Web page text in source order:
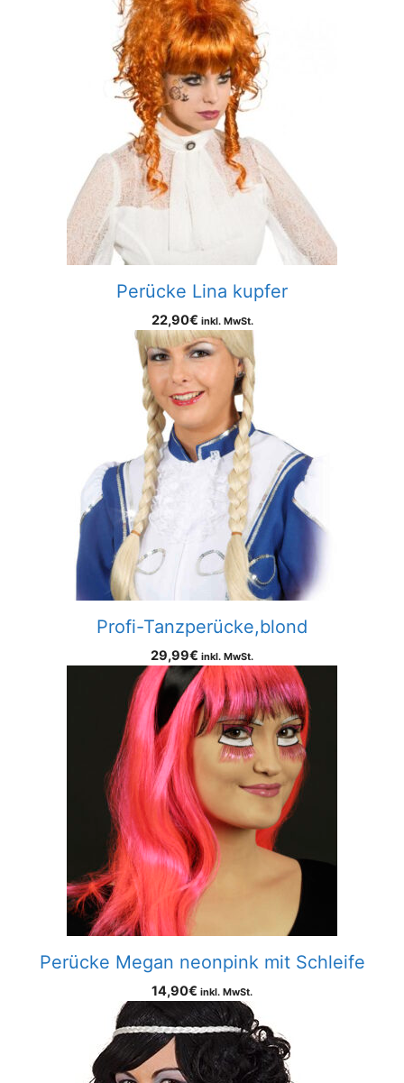
Perücke Lina kupfer
22,90€ inkl. MwSt.
Profi-Tanzperücke,blond
29,99€ inkl. MwSt.
Perücke Megan neonpink mit Schleife
14,90€ inkl. MwSt.